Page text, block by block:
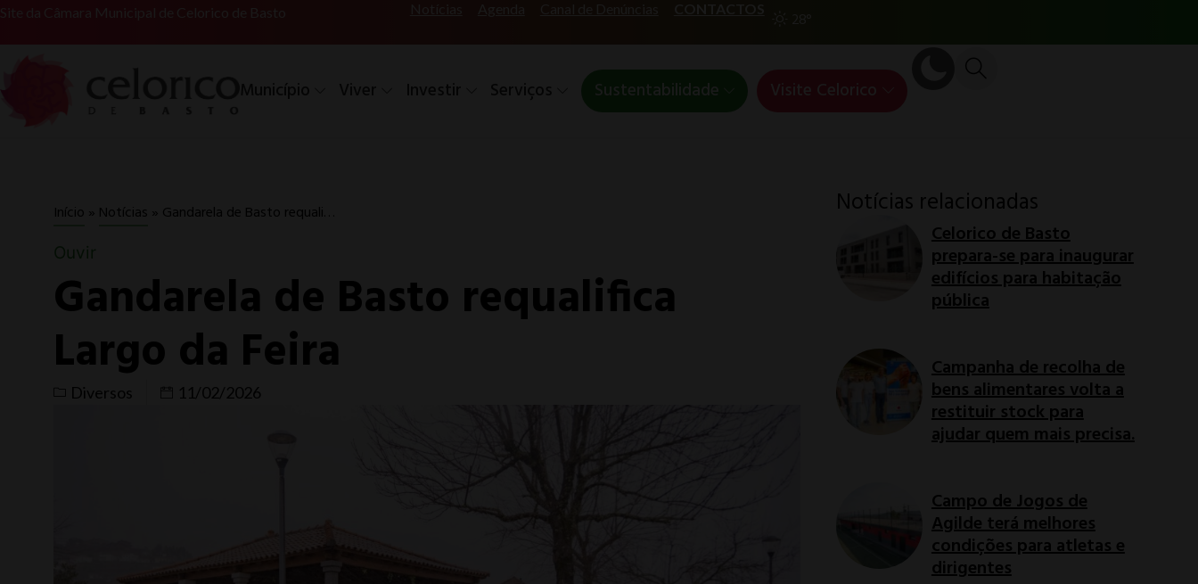
Início » Notícias »
Gandarela de Basto requalifica
Largo da Feira
Diversos 11/02/2026
Notícias relacionadas
Celorico de Basto
prepara-se para inaugurar
edifícios para habitação
pública
Campanha de recolha de
bens alimentares volta a
restituir stock para
ajudar quem mais precisa.
Campo de Jogos de
Agilde terá melhores
condições para atletas e
dirigentes